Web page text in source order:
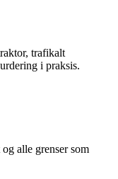
trafikalt
i praksis.
alle grenser som